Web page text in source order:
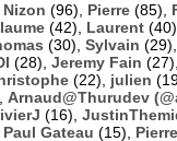
(96), Pierre (85),
(42), Laurent (40),
(30), Sylvain (29),
(28), Jeremy Fain (27),
(22), julien
Arnaud@Thurudev
(16),
Paul Gateau (15),